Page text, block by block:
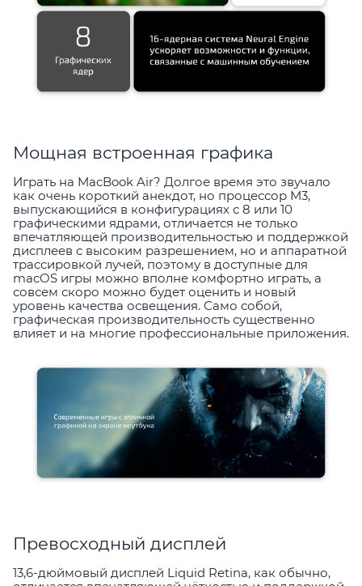
Мощная встроенная графика
Играть на MacBook Air? Долгое время это звучало
как очень короткий анекдот, но процессор M3,
выпускающийся в конфигурациях с 8 или 10
графическими ядрами, отличается не только
впечатляющей производительностью и поддержкой
дисплеев с высоким разрешением, но и аппаратной
трассировкой лучей, поэтому в доступные для
macOS игры можно вполне комфортно играть, а
совсем скоро можно будет оценить и новый
уровень качества освещения. Само собой,
графическая производительность существенно
влияет и на многие профессиональные приложения.
Превосходный дисплей
13,6-дюймовый дисплей Liquid Retina, как обычно,